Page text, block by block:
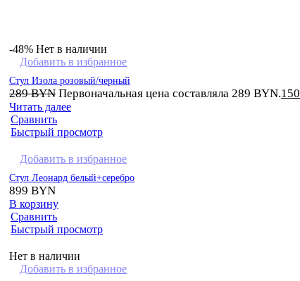
-48% Нет в наличии
Добавить в избранное
Стул Изола розовый/черный
289BYN Первоначальная цена составляла 289 BYN.150
Читать далее
Сравнить
Быстрый просмотр
Добавить в избранное
Стул Леонард белый+серебро
899 BYN
В корзину
Сравнить
Быстрый просмотр
Нет в наличии
Добавить в избранное